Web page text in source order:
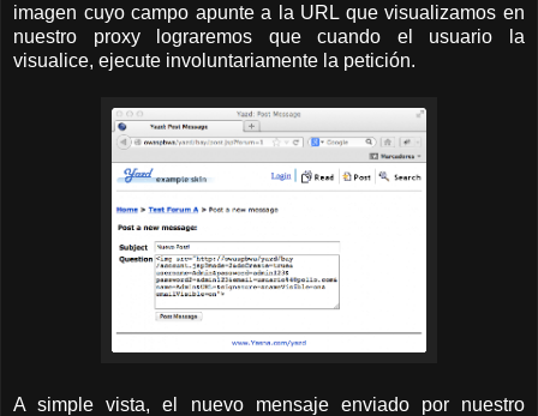
imagen cuyo campo apunte a la URL que visualizamos en
nuestro proxy lograremos que cuando el usuario la
visualice, ejecute involuntariamente la petición.
A simple vista, el nuevo mensaje enviado por nuestro